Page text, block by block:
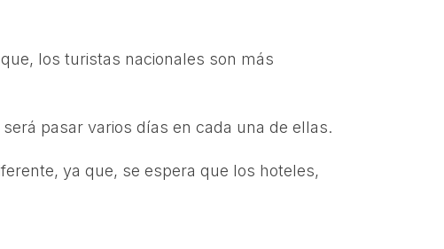
los turistas nacionales son más
pasar varios días en cada una de ellas.
ya que, se espera que los hoteles,